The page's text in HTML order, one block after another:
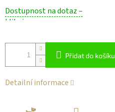
cena:
Dostupnost na dotaz –
klikni
Přidat do košíku
Detailní informace